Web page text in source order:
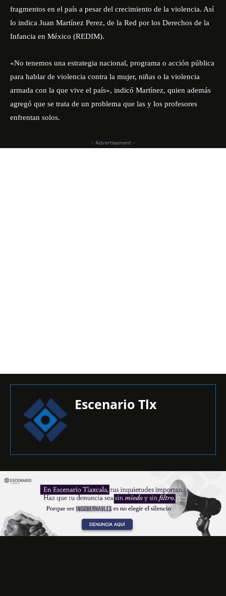
fragmentos en el país a pesar del crecimiento de la violencia. Así
lo indica Juan Martínez Perez, de la Red por los Derechos de la
Infancia en México (REDIM).
«No tenemos una estrategia nacional, programa o acción pública
para hablar de violencia contra la mujer, niñas o la violencia
armada con la que vive el país», indicó Martínez, quien además
agregó que se trata de un problema que las y los profesores
enfrentan solos.
- Advertisement -
Escenario Tlx